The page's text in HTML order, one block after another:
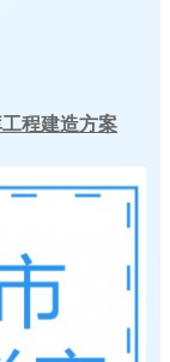
程建造方案